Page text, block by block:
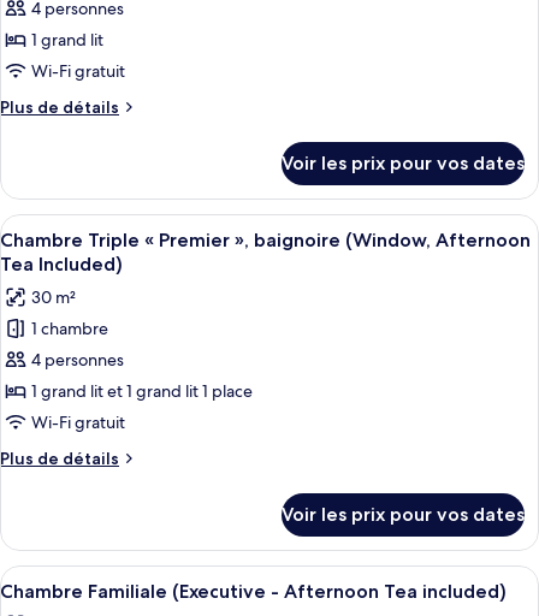
vue
ville
ce
type
de
chambre :
Chambre
balcon,
vue
ville
4 personnes
1 grand lit
Wi-Fi gratuit
Plus de détails
Plus
le
type
de
chambre
Double
Deluxe,
balcon,
vue
ville
Voir les prix pour vos dates
Afficher
toutes
les
photos
pour
ce
type
de
chambre :
Chambre
«
Premier
»,
Une chambre d’hôtel avec deux lits,
8
Chambre Triple « Premier », baignoire (Window, Afternoon
Tea Included)
30 m²
1 chambre
4 personnes
1 grand lit et 1 grand lit 1 place
Wi-Fi gratuit
Plus de détails
Plus
le
type
de
Voir les prix pour vos dates
Afficher
toutes
Une chambre d’hôtel avec deux lits,
7
Chambre Familiale (Executive - Afternoon Tea included)